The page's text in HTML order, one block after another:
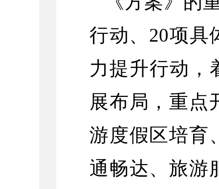
行动、20项具
力提升行动，
展布局，重点
游度假区培育
通畅达、旅游